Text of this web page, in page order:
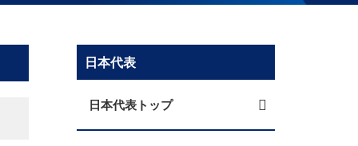
日本代表
日本代表トップ